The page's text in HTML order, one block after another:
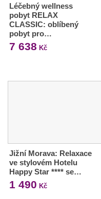
Léčebný wellness
pobyt RELAX
CLASSIC: oblíbený
pobyt pro…
7 638 Kč
Jižní Morava: Relaxace
ve stylovém Hotelu
Happy Star **** se…
1 490 Kč